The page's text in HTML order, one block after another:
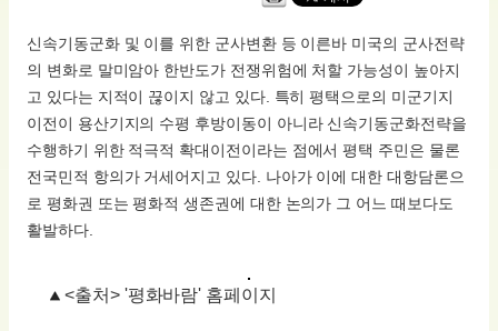
신속기동군화 및 이를 위한 군사변환 등 이른바 미국의 군사전략
의 변화로 말미암아 한반도가 전쟁위험에 처할 가능성이 높아지
고 있다는 지적이 끊이지 않고 있다. 특히 평택으로의 미군기지
이전이 용산기지의 수평 후방이동이 아니라 신속기동군화전략을
수행하기 위한 적극적 확대이전이라는 점에서 평택 주민은 물론
전국민적 항의가 거세어지고 있다. 나아가 이에 대한 대항담론으
로 평화권 또는 평화적 생존권에 대한 논의가 그 어느 때보다도
활발하다.
<출처> '평화바람' 홈페이지